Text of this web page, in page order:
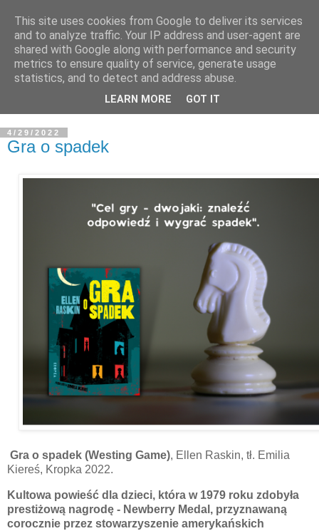
4/29/2022
Gra o spadek
Gra o spadek (Westing Game), Ellen Raskin, tł. Emilia
Kiereś, Kropka 2022.
Kultowa powieść dla dzieci, która w 1979 roku zdobyła
prestiżową nagrodę - Newberry Medal, przyznawaną
corocznie przez stowarzyszenie amerykańskich
This site uses cookies from Google to deliver its services
and to analyze traffic. Your IP address and user-agent are
shared with Google along with performance and security
metrics to ensure quality of service, generate usage
statistics, and to detect and address abuse.
LEARN MORE GOT IT